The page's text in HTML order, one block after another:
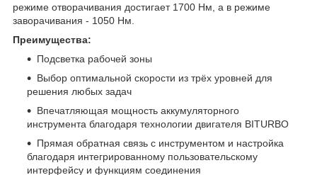
режиме отворачивания достигает 1700 Нм, а в режиме
заворачивания - 1050 Нм.
Преимущества:
Подсветка рабочей зоны
Выбор оптимальной скорости из трёх уровней для
решения любых задач
Впечатляющая мощность аккумуляторного
инструмента благодаря технологии двигателя BITURBO
Прямая обратная связь с инструментом и настройка
благодаря интегрированному пользовательскому
интерфейсу и функциям соединения